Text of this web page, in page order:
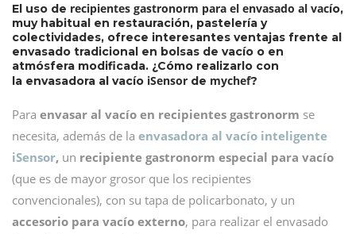
El uso de recipientes gastronorm para el envasado al vacío,
muy habitual en restauración, pastelería y
colectividades, ofrece interesantes ventajas frente al
envasado tradicional en bolsas de vacío o en
atmósfera modificada. ¿Cómo realizarlo con
la envasadora al vacío iSensor de mychef?
Para envasar al vacío en recipientes gastronorm se
necesita, además de la envasadora al vacío inteligente
iSensor, un recipiente gastronorm especial para vacío
(que es de mayor grosor que los recipientes
convencionales), con su tapa de policarbonato, y un
accesorio para vacío externo, para realizar el envasado